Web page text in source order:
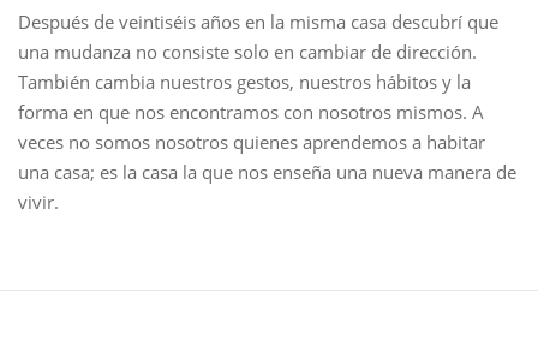
Después de veintiséis años en la misma casa descubrí que
una mudanza no consiste solo en cambiar de dirección.
También cambia nuestros gestos, nuestros hábitos y la
forma en que nos encontramos con nosotros mismos. A
veces no somos nosotros quienes aprendemos a habitar
una casa; es la casa la que nos enseña una nueva manera de
vivir.